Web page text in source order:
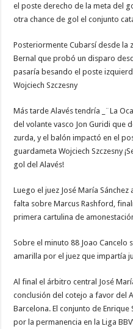
el poste derecho de la meta del
otra chance de gol el conjunto
Posteriormente Cubarsí desde la
Bernal que probó un disparo
pasaría besando el poste
Wojciech Szczesny
Más tarde Alavés tendría _¨La
del volante vasco Jon Guridi que
zurda, y el balón impactó en el
guardameta Wojciech Szczesny
gol del Alavés!
Luego el juez José María
falta sobre Marcus Rashford,
primera cartulina de
Sobre el minuto 88 Joao Cancelo
amarilla por el juez que impartía
Al final el árbitro central José
conclusión del cotejo a favor del
Barcelona. El conjunto de
por la permanencia en la Liga